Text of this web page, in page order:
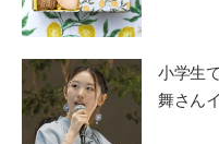
小学生
舞さん